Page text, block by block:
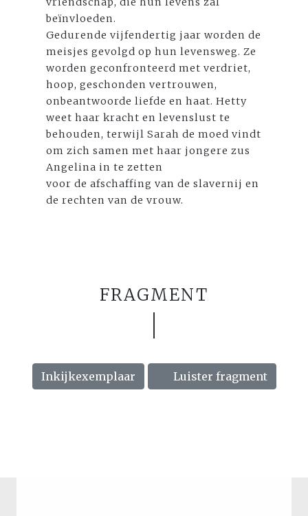
beïnvloeden.
Gedurende vijfendertig jaar worden de
meisjes gevolgd op hun levensweg. Ze
worden geconfronteerd met verdriet,
hoop, geschonden vertrouwen,
onbeantwoorde liefde en haat. Hetty
weet haar kracht en levenslust te
behouden, terwijl Sarah de moed vindt
om zich samen met haar jongere zus
Angelina in te zetten
voor de afschaffing van de slavernij en
de rechten van de vrouw.
FRAGMENT
Inkijkexemplaar Luister fragment